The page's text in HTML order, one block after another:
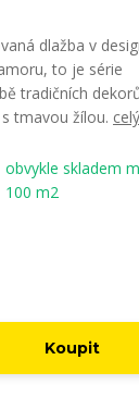
dlažba v
to je série
tradičních
tmavou žílou.
obvykle skladem
100 m2
Koupit